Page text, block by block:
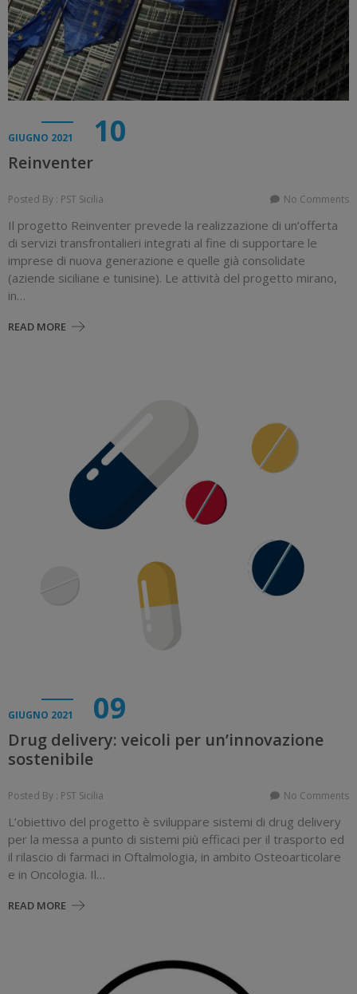
GIUGNO 2021 10
Reinventer
Posted By : PST Sicilia No Comments
Il progetto Reinventer prevede la realizzazione di un’offerta
di servizi transfrontalieri integrati al fine di supportare le
imprese di nuova generazione e quelle già consolidate
(aziende siciliane e tunisine). Le attività del progetto mirano,
in…
READ MORE
GIUGNO 2021 09
Drug delivery: veicoli per un’innovazione
sostenibile
Posted By : PST Sicilia No Comments
L’obiettivo del progetto è sviluppare sistemi di drug delivery
per la messa a punto di sistemi più efficaci per il trasporto ed
il rilascio di farmaci in Oftalmologia, in ambito Osteoarticolare
e in Oncologia. Il…
READ MORE